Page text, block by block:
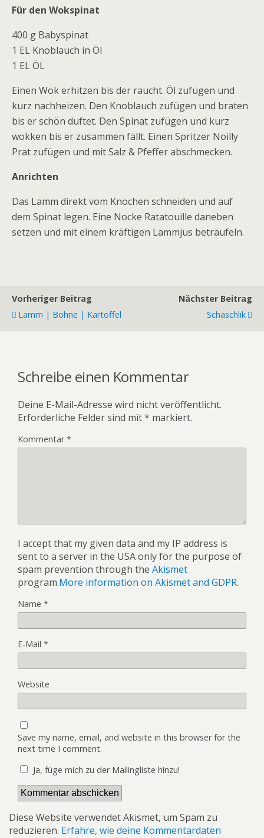
Für den Wokspinat
400 g Babyspinat
1 EL Knoblauch in Öl
1 EL ÖL
Einen Wok erhitzen bis der raucht. Öl zufügen und
kurz nachheizen. Den Knoblauch zufügen und braten
bis er schön duftet. Den Spinat zufügen und kurz
wokken bis er zusammen fällt. Einen Spritzer Noilly
Prat zufügen und mit Salz & Pfeffer abschmecken.
Anrichten
Das Lamm direkt vom Knochen schneiden und auf
dem Spinat legen. Eine Nocke Ratatouille daneben
setzen und mit einem kräftigen Lammjus beträufeln.
Vorheriger Beitrag
Lamm | Bohne | Kartoffel
Nächster Beitrag
Schaschlik
Schreibe einen Kommentar
Deine E-Mail-Adresse wird nicht veröffentlicht.
Erforderliche Felder sind mit* markiert.
Kommentar*
I accept that my given data and my IP address is
sent to a server in the USA only for the purpose of
spam prevention through the Akismet
program.More information on Akismet and GDPR.
Name *
E-Mail *
Website
Save my name, email, and website in this browser for the
next time I comment.
Ja, füge mich zu der Mailingliste hinzu!
Diese Website verwendet Akismet, um Spam zu
reduzieren. Erfahre, wie deine Kommentardaten